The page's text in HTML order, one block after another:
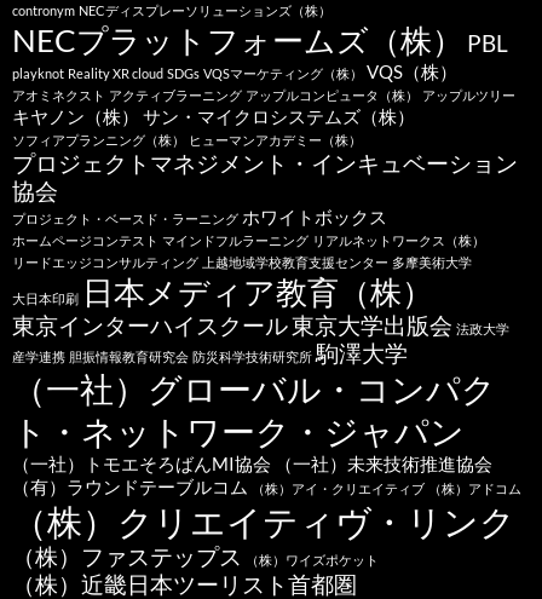
contronym NECディスプレーソリューションズ（株）
NECプラットフォームズ（株） PBL
playknot Reality XR cloud SDGs VQSマーケティング（株） VQS（株）
アオミネクスト アクティブラーニング アップルコンピュータ（株） アップルツリー
キヤノン（株） サン・マイクロシステムズ（株）
ソフィアプランニング（株） ヒューマンアカデミー（株）
プロジェクトマネジメント・インキュベーション
協会
プロジェクト・ベースド・ラーニング ホワイトボックス
ホームページコンテスト マインドフルラーニング リアルネットワークス（株）
リードエッジコンサルティング
上越地域学校教育支援センター 多摩美術大学
大日本印刷 日本メディア教育（株）
東京インターハイスクール東京大学出版会 法政大学
産学連携 胆振情報教育研究会 防災科学技術研究所 駒澤大学
（一社）グローバル・コンパク
ト・ネットワーク・ジャパン
（一社）トモエそろばんMI協会
（一社）未来技術推進協会
（有）ラウンドテーブルコム
（株）アイ・クリエイティブ （株）アドコム
（株）クリエイティヴ・リンク
（株）ファステップス （株）ワイズポケット
（株）近畿日本ツーリスト首都圏